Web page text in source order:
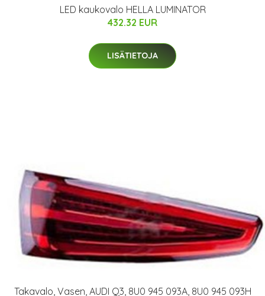
LED kaukovalo HELLA LUMINATOR
432.32 EUR
LISÄTIETOJA
Takavalo, Vasen, AUDI Q3, 8U0 945 093A, 8U0 945 093H